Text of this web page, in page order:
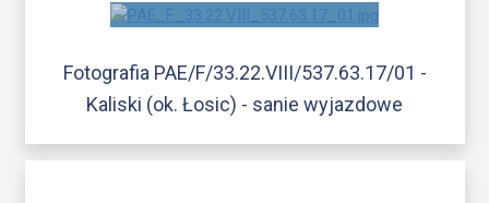
Fotografia PAE/F/33.22.VIII/537.63.17/01 -
Kaliski (ok. Łosic) - sanie wyjazdowe